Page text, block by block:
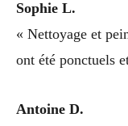
Sophie L.
« Nettoyage et
ont été ponctuels
Antoine D.